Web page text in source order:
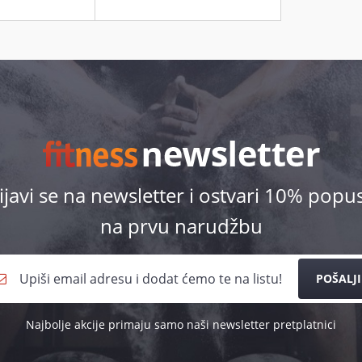
se na newsletter i ostvari 10%
na prvu narudžbu
POŠALJI
Najbolje akcije primaju samo naši newsletter pretplatnici